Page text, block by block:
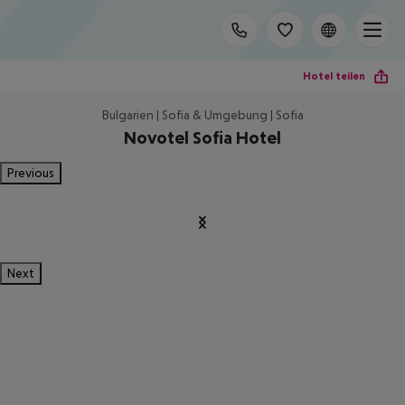
Hotel teilen
Bulgarien | Sofia & Umgebung | Sofia
Novotel Sofia Hotel
Previous
Next